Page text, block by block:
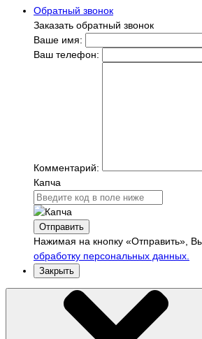
Обратный звонок
Заказать обратный звонок
Ваше имя:
Ваш телефон:
Комментарий:
Капча
Отправить
Нажимая на кнопку «Отправить»,
обработку персональных данных.
Закрыть